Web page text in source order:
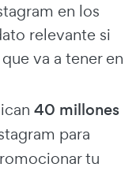
en los
relevante si
va a tener en
40 millones
para
tu